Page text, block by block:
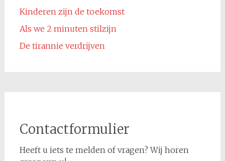
Kinderen zijn de toekomst
Als we 2 minuten stilzijn
De tirannie verdrijven
Contactformulier
Heeft u iets te melden of vragen? Wij horen